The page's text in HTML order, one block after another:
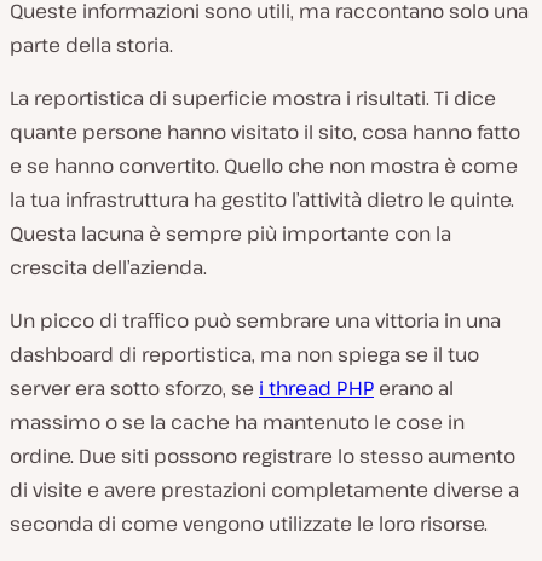
Queste informazioni sono utili, ma raccontano solo una
parte della storia.
La reportistica di superficie mostra i risultati. Ti dice
quante persone hanno visitato il sito, cosa hanno fatto
e se hanno convertito. Quello che non mostra è come
la tua infrastruttura ha gestito l’attività dietro le quinte.
Questa lacuna è sempre più importante con la
crescita dell’azienda.
Un picco di traffico può sembrare una vittoria in una
dashboard di reportistica, ma non spiega se il tuo
server era sotto sforzo, se i thread PHP erano al
massimo o se la cache ha mantenuto le cose in
ordine. Due siti possono registrare lo stesso aumento
di visite e avere prestazioni completamente diverse a
seconda di come vengono utilizzate le loro risorse.